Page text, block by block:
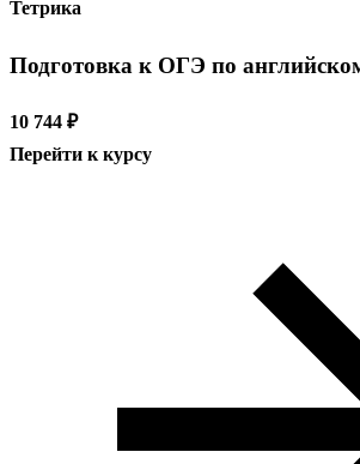
Тетрика
Подготовка к ОГЭ по
10 744 ₽
Перейти к курсу